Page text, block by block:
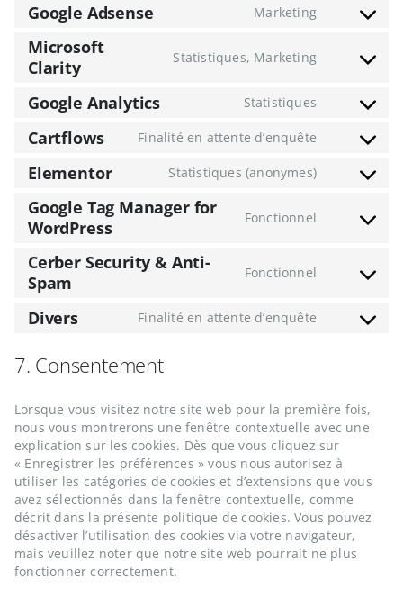
service
google-
Google Adsense Marketing
Consent
service
Microsoft
Clarity
Statistiques, Marketing
Consent
service
clarity
Google Analytics Statistiques
Consent
service
analytics
Cartflows Finalité en attente d’enquête
Consent
service
Elementor Statistiques (anonymes)
Consent
service
Google Tag Manager for
WordPress
Fonctionnel
Consent
google-
manager-
Cerber Security & Anti-
Spam
Fonctionnel
Consent
service
spam
Divers Finalité en attente d’enquête
Consent
7. Consentement
Lorsque vous visitez notre site web pour la première fois,
nous vous montrerons une fenêtre contextuelle avec une
explication sur les cookies. Dès que vous cliquez sur
« Enregistrer les préférences » vous nous autorisez à
utiliser les catégories de cookies et d’extensions que vous
avez sélectionnés dans la fenêtre contextuelle, comme
décrit dans la présente politique de cookies. Vous pouvez
désactiver l’utilisation des cookies via votre navigateur,
mais veuillez noter que notre site web pourrait ne plus
fonctionner correctement.